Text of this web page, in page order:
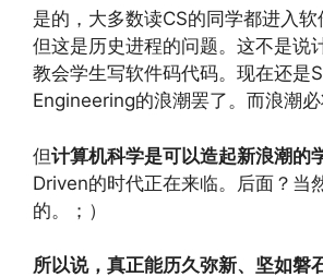
是的，大多数读CS的同学都进入软
但这是历史进程的问题。这不是说
教会学生写软件码代码。现在还是
Engineering的浪潮罢了。而浪潮必
但计算机科学是可以造起新浪潮的
Driven的时代正在来临。后面？当
的。；）
所以说，真正能历久弥新、坚如磐